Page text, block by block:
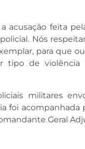
acusação feita
Nós
para que
tipo de violência
militares
foi
Geral